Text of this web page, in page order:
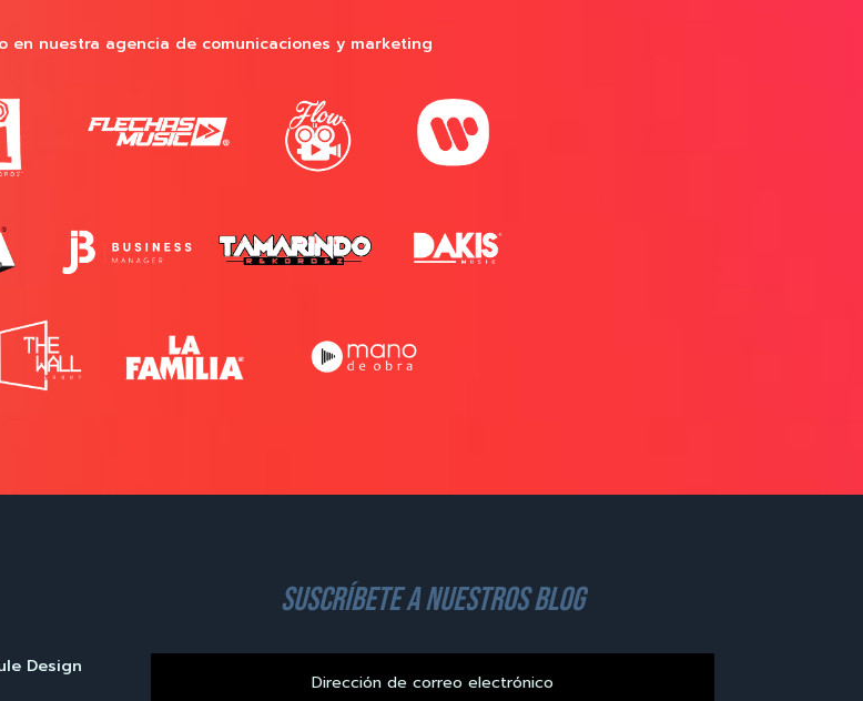
en nuestra agencia de comunicaciones y marketing
Design
suscríbete a nuestros blog